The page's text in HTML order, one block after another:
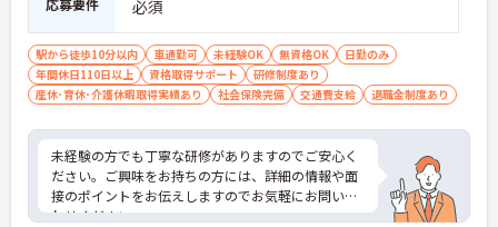
応募要件
必須
駅から徒歩10分以内 車通勤可 未経験OK 無資格OK
日勤のみ
年間休日110日以上
資格取得サポート
研修制度あり
産休･育休･介護休暇取得実績あり
社会保険完備 交通費支給 退職金制度あり
未経験の方でも丁寧な研修がありますのでご安心く
ださい。ご興味をお持ちの方には、詳細の情報や面
接のポイントをお伝えしますのでお気軽にお問い合
わせください。